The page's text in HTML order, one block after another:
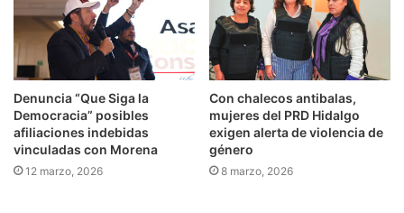
Denuncia “Que Siga la
Democracia” posibles
afiliaciones indebidas
vinculadas con Morena
12 marzo, 2026
Con chalecos antibalas,
mujeres del PRD Hidalgo
exigen alerta de violencia de
género
8 marzo, 2026